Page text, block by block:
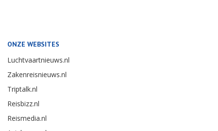
ONZE WEBSITES
Luchtvaartnieuws.nl
Zakenreisnieuws.nl
Triptalk.nl
Reisbizz.nl
Reismedia.nl